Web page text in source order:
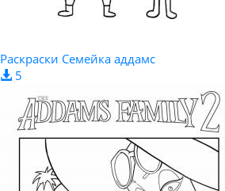
Раскраски Семейка аддамс
5